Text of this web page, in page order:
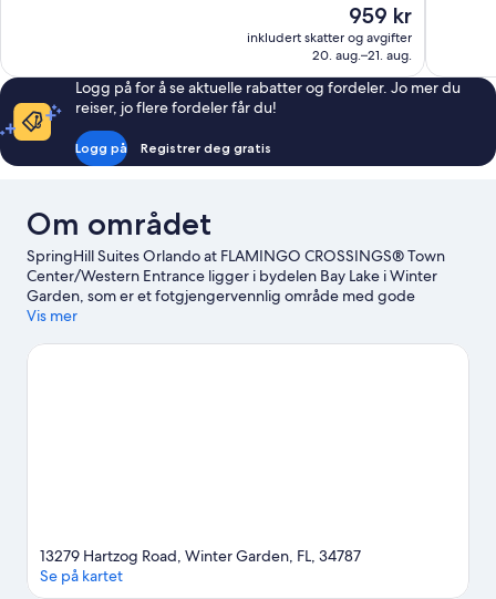
Prisen
er
959 kr
959 kr
inkludert skatter og avgifter
20. aug.–21. aug.
Logg på for å se aktuelle rabatter og fordeler. Jo mer du
reiser, jo flere fordeler får du!
Logg på Registrer deg gratis
Om området
SpringHill Suites Orlando at FLAMINGO CROSSINGS® Town
Center/Western Entrance ligger i bydelen Bay Lake i Winter
Garden, som er et fotgjengervennlig område med gode
shoppingmuligheter. Flamingo Crossings Town Center og
men hvis du heller vil få med deg noen av områdets populære
Vis mer
13279 Hartzog Road, Winter Garden, FL, 34787
Se på kartet